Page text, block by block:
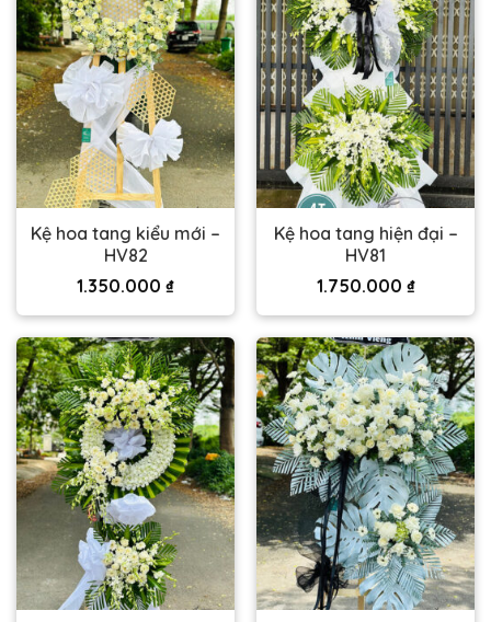
Kệ hoa tang kiểu mới –
HV82
1.350.000 ₫
Kệ hoa tang hiện đại –
HV81
1.750.000 ₫